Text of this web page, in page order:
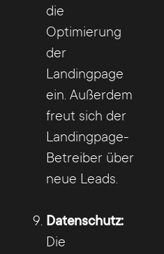
die
Optimierung
der
Landingpage
ein. Außerdem
freut sich der
Landingpage-
Betreiber über
neue Leads.
Datenschutz:
Die